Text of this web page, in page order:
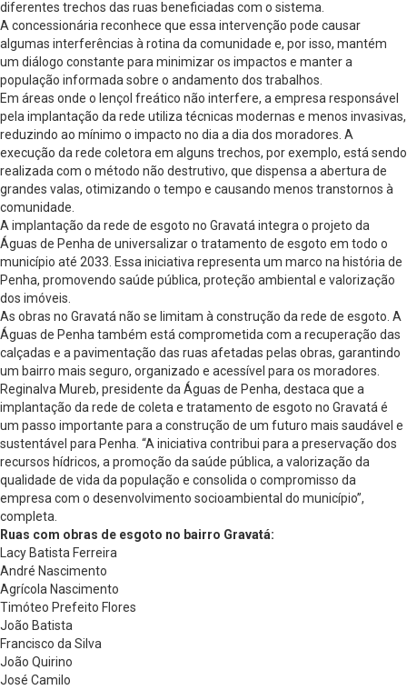
diferentes trechos das ruas beneficiadas com o sistema.
A concessionária reconhece que essa intervenção pode causar
algumas interferências à rotina da comunidade e, por isso, mantém
um diálogo constante para minimizar os impactos e manter a
população informada sobre o andamento dos trabalhos.
Em áreas onde o lençol freático não interfere, a empresa responsável
pela implantação da rede utiliza técnicas modernas e menos invasivas,
reduzindo ao mínimo o impacto no dia a dia dos moradores. A
execução da rede coletora em alguns trechos, por exemplo, está sendo
realizada com o método não destrutivo, que dispensa a abertura de
grandes valas, otimizando o tempo e causando menos transtornos à
comunidade.
A implantação da rede de esgoto no Gravatá integra o projeto da
Águas de Penha de universalizar o tratamento de esgoto em todo o
município até 2033. Essa iniciativa representa um marco na história de
Penha, promovendo saúde pública, proteção ambiental e valorização
dos imóveis.
As obras no Gravatá não se limitam à construção da rede de esgoto. A
Águas de Penha também está comprometida com a recuperação das
calçadas e a pavimentação das ruas afetadas pelas obras, garantindo
um bairro mais seguro, organizado e acessível para os moradores.
Reginalva Mureb, presidente da Águas de Penha, destaca que a
implantação da rede de coleta e tratamento de esgoto no Gravatá é
um passo importante para a construção de um futuro mais saudável e
sustentável para Penha. “A iniciativa contribui para a preservação dos
recursos hídricos, a promoção da saúde pública, a valorização da
qualidade de vida da população e consolida o compromisso da
empresa com o desenvolvimento socioambiental do município”,
completa.
Ruas com obras de esgoto no bairro Gravatá:
Lacy Batista Ferreira
André Nascimento
Agrícola Nascimento
Timóteo Prefeito Flores
João Batista
Francisco da Silva
João Quirino
José Camilo